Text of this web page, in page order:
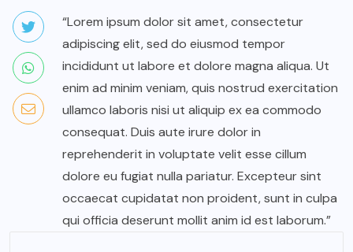
“Lorem ipsum dolor sit amet, consectetur
adipiscing elit, sed do eiusmod tempor
incididunt ut labore et dolore magna aliqua. Ut
enim ad minim veniam, quis nostrud exercitation
ullamco laboris nisi ut aliquip ex ea commodo
consequat. Duis aute irure dolor in
reprehenderit in voluptate velit esse cillum
dolore eu fugiat nulla pariatur. Excepteur sint
occaecat cupidatat non proident, sunt in culpa
qui officia deserunt mollit anim id est laborum.”